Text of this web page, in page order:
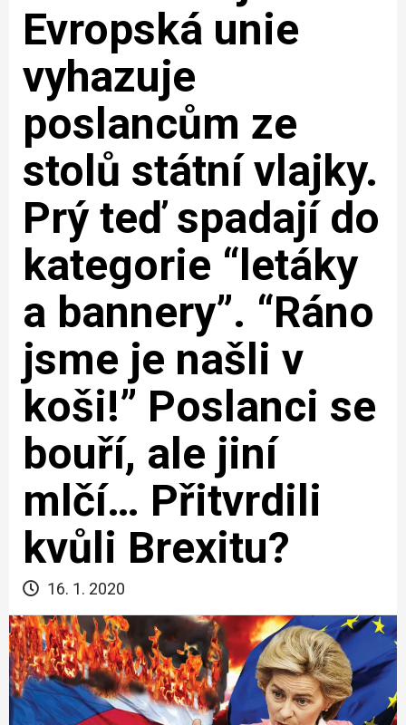
Evropská unie
vyhazuje
poslancům ze
stolů státní vlajky.
Prý teď spadají do
kategorie “letáky
a bannery”. “Ráno
jsme je našli v
koši!” Poslanci se
bouří, ale jiní
mlčí… Přitvrdili
kvůli Brexitu?
16. 1. 2020